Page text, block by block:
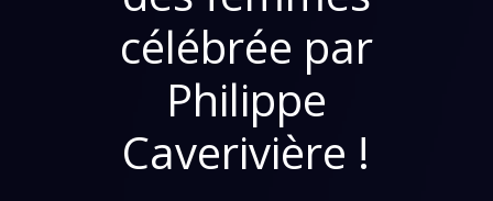
célébrée par
Philippe
Caverivière !